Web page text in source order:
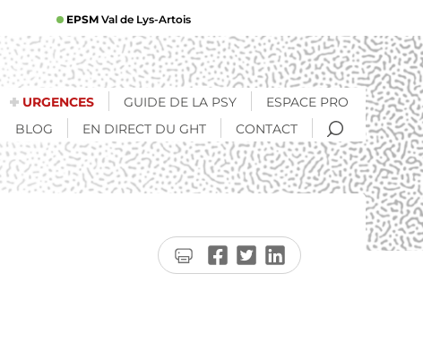
EPSM Val de Lys-Artois
URGENCES GUIDE DE LA PSY
ESPACE PRO
BLOG
EN DIRECT DU GHT CONTACT RECHERCHE
Imprimer
la
Partager
sur
Partager
sur
Partager
sur